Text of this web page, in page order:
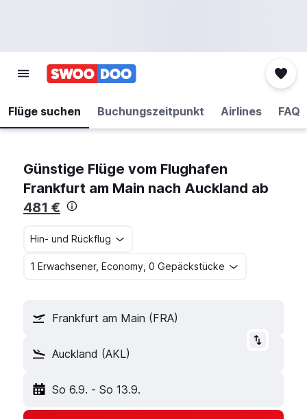
Flüge suchen Buchungszeitpunkt Airlines FAQ
Günstige Flüge vom Flughafen
Frankfurt am Main nach Auckland ab
481 €
Hin- und Rückflug
1 Erwachsener, Economy, 0 Gepäckstücke
Frankfurt am Main (FRA)
Auckland (AKL)
So 6.9. - So 13.9.